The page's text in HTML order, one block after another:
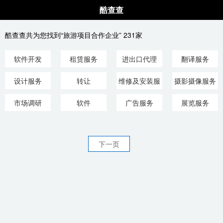
酷查查
酷查查共为您找到“旅游项目合作企业” 231家
软件开发 租赁服务 进出口代理 翻译服务
设计服务 转让
维修及安装服
务
摄影摄像服务
市场调研 软件 广告服务 展览服务
下一页